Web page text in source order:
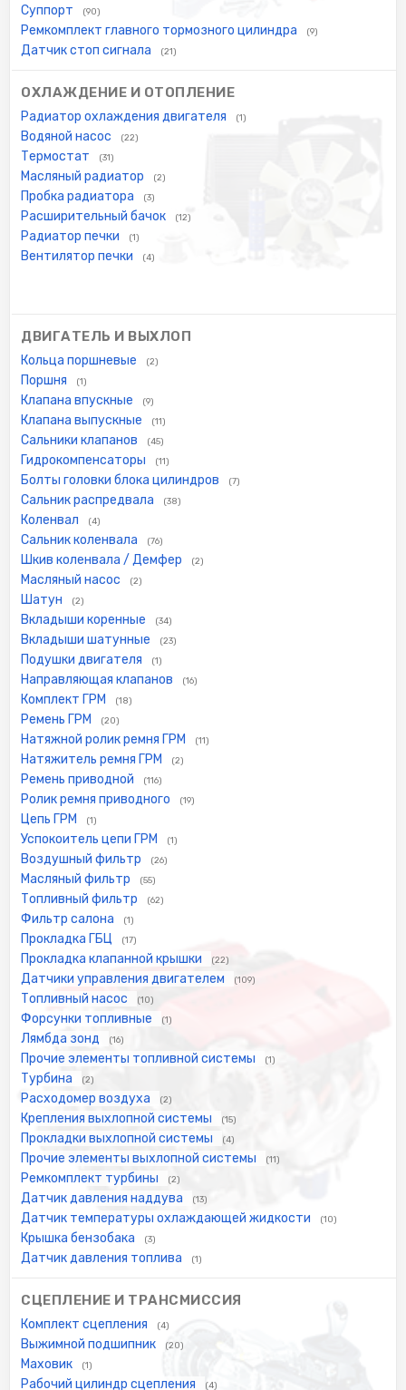
Суппорт (90)
Ремкомплект главного тормозного цилиндра (9)
Датчик стоп сигнала (21)
ОХЛАЖДЕНИЕ И ОТОПЛЕНИЕ
Радиатор охлаждения двигателя (1)
Водяной насос (22)
Термостат (31)
Масляный радиатор (2)
Пробка радиатора (3)
Расширительный бачок (12)
Радиатор печки (1)
Вентилятор печки (4)
ДВИГАТЕЛЬ И ВЫХЛОП
Кольца поршневые (2)
Поршня (1)
Клапана впускные (9)
Клапана выпускные (11)
Сальники клапанов (45)
Гидрокомпенсаторы (11)
Болты головки блока цилиндров (7)
Сальник распредвала (38)
Коленвал (4)
Сальник коленвала (76)
Шкив коленвала / Демфер (2)
Масляный насос (2)
Шатун (2)
Вкладыши коренные (34)
Вкладыши шатунные (23)
Подушки двигателя (1)
Направляющая клапанов (16)
Комплект ГРМ (18)
Ремень ГРМ (20)
Натяжной ролик ремня ГРМ (11)
Натяжитель ремня ГРМ (2)
Ремень приводной (116)
Ролик ремня приводного (19)
Цепь ГРМ (1)
Успокоитель цепи ГРМ (1)
Воздушный фильтр (26)
Масляный фильтр (55)
Топливный фильтр (62)
Фильтр салона (1)
Прокладка ГБЦ (17)
Прокладка клапанной крышки (22)
Датчики управления двигателем (109)
Топливный насос (10)
Форсунки топливные (1)
Лямбда зонд (16)
Прочие элементы топливной системы (1)
Турбина (2)
Расходомер воздуха (2)
Крепления выхлопной системы (15)
Прокладки выхлопной системы (4)
Прочие элементы выхлопной системы (11)
Ремкомплект турбины (2)
Датчик давления наддува (13)
Датчик температуры охлаждающей жидкости (10)
Крышка бензобака (3)
Датчик давления топлива (1)
СЦЕПЛЕНИЕ И ТРАНСМИССИЯ
Комплект сцепления (4)
Выжимной подшипник (20)
Маховик (1)
Рабочий цилиндр сцепления (4)